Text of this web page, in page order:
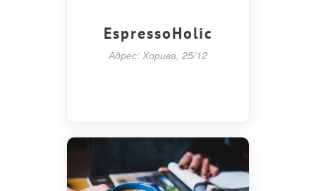
EspressoHolic
Адрес: Хорива, 25/12